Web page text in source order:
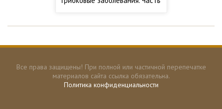
Все права защищены! При полной или частичной перепечатке
материалов сайта ссылка обязательна.
Политика конфиденциальности